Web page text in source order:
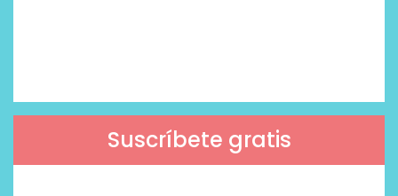
Suscríbete gratis